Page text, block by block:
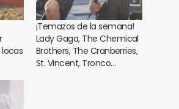
¡Temazos de la semana!
Lady Gaga, The Chemical
Brothers, The Cranberries,
St. Vincent, Tronco…